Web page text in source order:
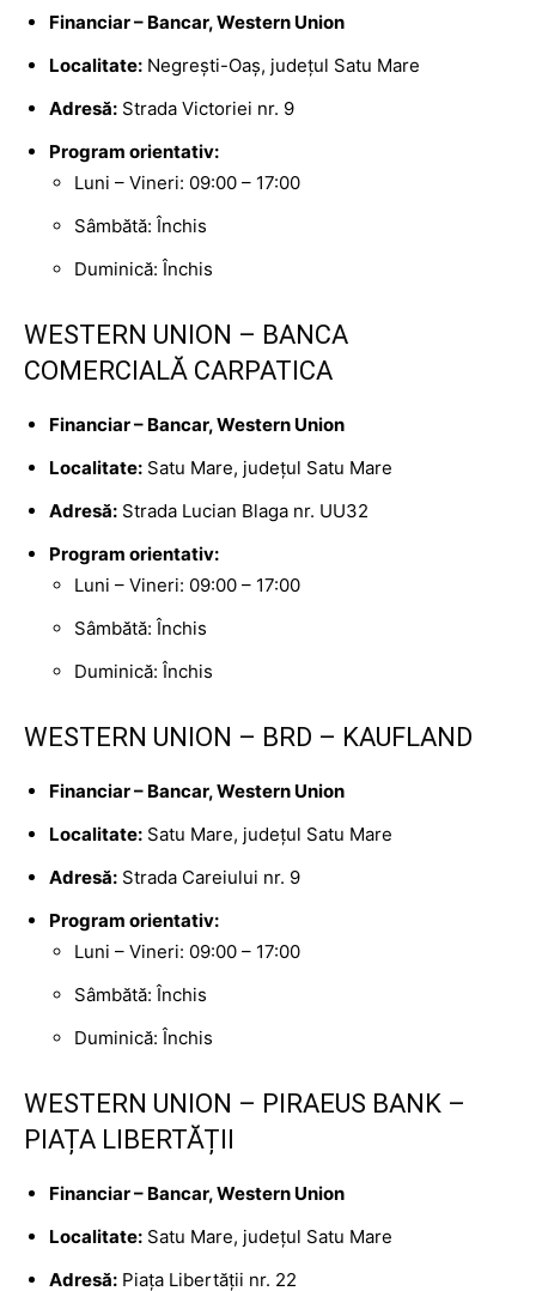
Financiar – Bancar, Western Union
Localitate: Negrești-Oaș, județul Satu Mare
Adresă: Strada Victoriei nr. 9
Program orientativ:
Luni – Vineri: 09:00 – 17:00
Sâmbătă: Închis
Duminică: Închis
WESTERN UNION – BANCA
COMERCIALĂ CARPATICA
Financiar – Bancar, Western Union
Localitate: Satu Mare, județul Satu Mare
Adresă: Strada Lucian Blaga nr. UU32
Program orientativ:
Luni – Vineri: 09:00 – 17:00
Sâmbătă: Închis
Duminică: Închis
WESTERN UNION – BRD – KAUFLAND
Financiar – Bancar, Western Union
Localitate: Satu Mare, județul Satu Mare
Adresă: Strada Careiului nr. 9
Program orientativ:
Luni – Vineri: 09:00 – 17:00
Sâmbătă: Închis
Duminică: Închis
WESTERN UNION – PIRAEUS BANK –
PIAȚA LIBERTĂȚII
Financiar – Bancar, Western Union
Localitate: Satu Mare, județul Satu Mare
Adresă: Piața Libertății nr. 22